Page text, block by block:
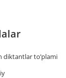
diktantlar to’plami